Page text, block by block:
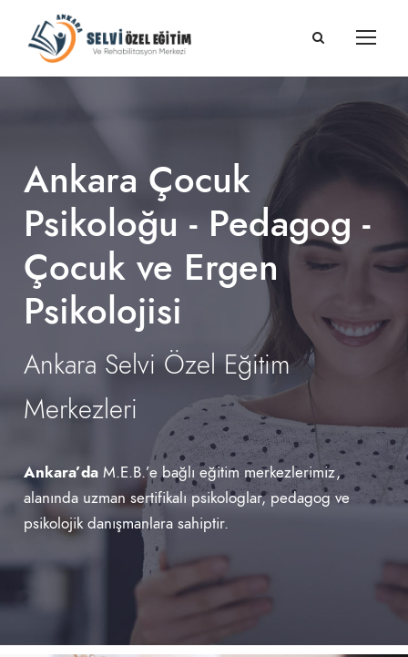
Ankara Çocuk
Psikoloğu - Pedagog -
Çocuk ve Ergen
Psikolojisi
Ankara Selvi Özel Eğitim
Merkezleri
Ankara’da M.E.B.’e bağlı eğitim merkezlerimiz,
alanında uzman sertifikalı psikologlar, pedagog ve
psikolojik danışmanlara sahiptir.